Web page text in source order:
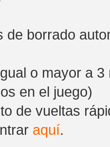
de borrado
o mayor a
en el juego)
de vueltas
aquí.